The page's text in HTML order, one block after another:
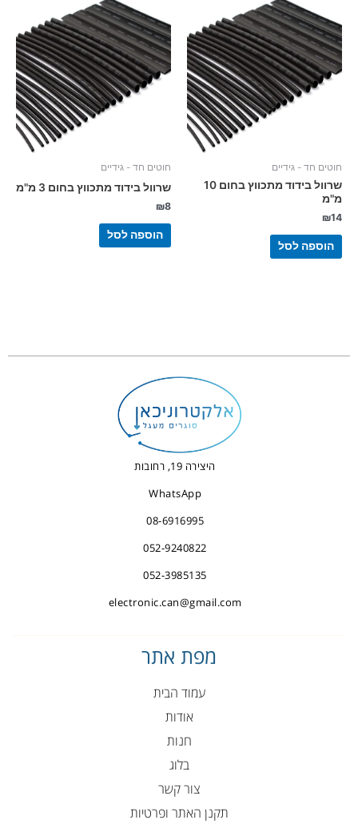
חוטים חד - גידיים
שרוול בידוד מתכווץ בחום 10
מ"מ
₪14
הוספה לסל
חוטים חד - גידיים
שרוול בידוד מתכווץ בחום 3 מ"מ
₪8
הוספה לסל
היצירה 19, רחובות
WhatsApp
08-6916995
052-9240822
052-3985135
electronic.can@gmail.com
מפת אתר
עמוד הבית
אודות
חנות
בלוג
צור קשר
תקנן האתר ופרטיות